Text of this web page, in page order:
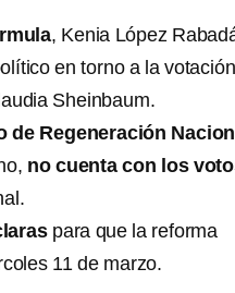
, Kenia López
en torno a la
Sheinbaum.
de Regeneración
no cuenta con los
para que la reforma
11 de marzo.